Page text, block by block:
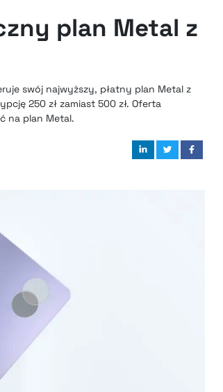
plan Metal z
swój najwyższy, płatny plan Metal z
250 zł zamiast 500 zł. Oferta
na plan Metal.